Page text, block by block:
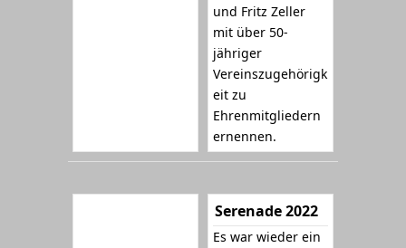
und Fritz Zeller
mit über 50-
jähriger
Vereinszugehörigk
eit zu
Ehrenmitgliedern
ernennen.
Serenade 2022
Es war wieder ein